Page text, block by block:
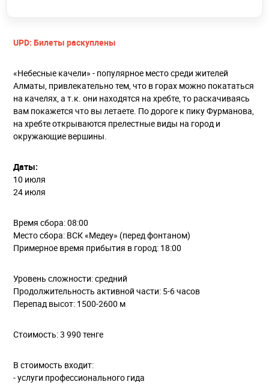
UPD: Билеты раскуплены
«Небесные качели» - популярное место среди жителей
Алматы, привлекательно тем, что в горах можно покататься
на качелях, а т.к. они находятся на хребте, то раскачиваясь
вам покажется что вы летаете. По дороге к пику Фурманова,
на хребте открываются прелестные виды на город и
окружающие вершины.
Даты:
10 июля
24 июля
Время сбора: 08:00
Место сбора: ВСК «Медеу» (перед фонтаном)
Примерное время прибытия в город: 18:00
Уровень сложности: средний
Продолжительность активной части: 5-6 часов
Перепад высот: 1500-2600 м
Стоимость: 3 990 тенге
В стоимость входит:
- услуги профессионального гида